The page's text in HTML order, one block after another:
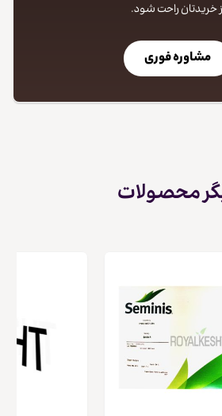
خریدتان راحت شود.
مشاوره فوری
محصولات